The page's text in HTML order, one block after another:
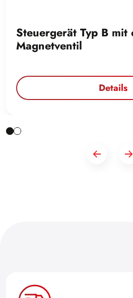
Steuergerät Typ B mit
Magnetventil
Details